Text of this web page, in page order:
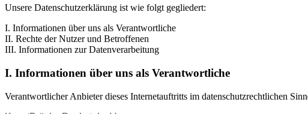
Unsere Datenschutzerklärung ist wie folgt gegliedert:
I. Informationen über uns als Verantwortliche
II. Rechte der Nutzer und Betroffenen
III. Informationen zur Datenverarbeitung
I. Informationen über uns als Verantwortliche
Verantwortlicher Anbieter dieses Internetauftritts im datenschutzrechtlichen